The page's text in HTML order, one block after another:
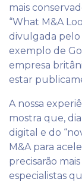
mais
“What M&A
divulgada pelo
exemplo de
empresa
estar
A nossa
mostra que,
digital e do
M&A para
precisarão
especialistas